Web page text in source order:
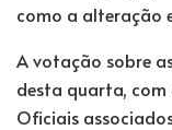
como a alteração
A votação sobre
desta quarta,
Oficiais